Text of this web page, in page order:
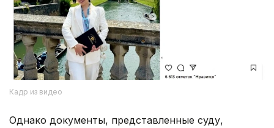
Кадр из видео
Однако документы, представленные суду,